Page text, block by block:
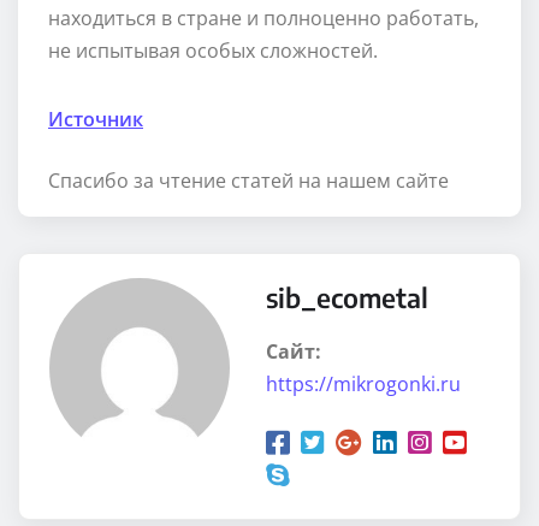
находиться в стране и полноценно работать,
не испытывая особых сложностей.
Источник
Спасибо за чтение статей на нашем сайте
sib_ecometal
Сайт:
https://mikrogonki.ru